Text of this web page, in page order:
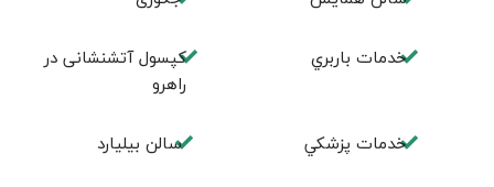
خدمات باربري
کپسول آتشنشانی در
راهرو
خدمات پزشكي سالن بيليارد